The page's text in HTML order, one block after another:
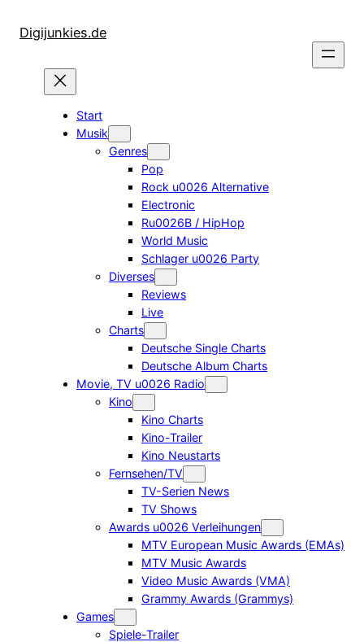
InhaltDigijunkies.de
Start
Musik
Genres
Pop
Rock u0026 Alternative
Electronic
Ru0026B / HipHop
World Music
Schlager u0026 Party
Diverses
Reviews
Live
Charts
Deutsche Single Charts
Deutsche Album Charts
Movie, TV u0026 Radio
Kino
Kino Charts
Kino-Trailer
Kino Neustarts
Fernsehen/TV
TV-Serien News
TV Shows
Awards u0026 Verleihungen
MTV European Music Awards (EMAs)
MTV Music Awards
Video Music Awards (VMA)
Grammy Awards (Grammys)
Games
Spiele-Trailer